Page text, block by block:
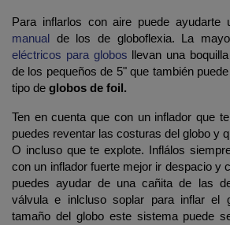
Para inflarlos con aire puede ayudarte
manual de los de globoflexia. La
eléctricos para globos llevan una
de los pequeños de 5" que también
tipo de globos de foil.
Ten en cuenta que con un inflador que
puedes reventar las costuras del globo y
O incluso que te explote. Inflálos
con un inflador fuerte mejor ir despacio y
puedes ayudar de una cañita de las
válvula e inlcluso soplar para inflar el
tamaño del globo este sistema puede